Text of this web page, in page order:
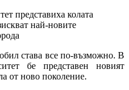
става все по-възможно. В
бе представен новият
от ново поколение.